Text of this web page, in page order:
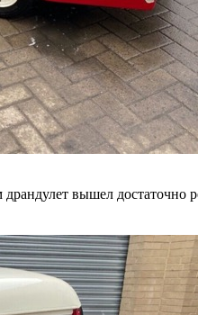
вышел достаточно